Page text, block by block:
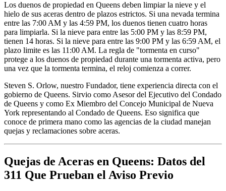
Los duenos de propiedad en Queens deben limpiar la nieve y el
hielo de sus aceras dentro de plazos estrictos. Si una nevada termina
entre las 7:00 AM y las 4:59 PM, los duenos tienen cuatro horas
para limpiarla. Si la nieve para entre las 5:00 PM y las 8:59 PM,
tienen 14 horas. Si la nieve para entre las 9:00 PM y las 6:59 AM, el
plazo limite es las 11:00 AM. La regla de "tormenta en curso"
protege a los duenos de propiedad durante una tormenta activa, pero
una vez que la tormenta termina, el reloj comienza a correr.
Steven S. Orlow, nuestro Fundador, tiene experiencia directa con el
gobierno de Queens. Sirvio como Asesor del Ejecutivo del Condado
de Queens y como Ex Miembro del Concejo Municipal de Nueva
York representando al Condado de Queens. Eso significa que
conoce de primera mano como las agencias de la ciudad manejan
quejas y reclamaciones sobre aceras.
Quejas de Aceras en Queens: Datos del
311 Que Prueban el Aviso Previo